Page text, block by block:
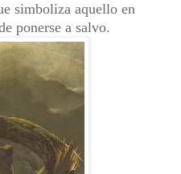
simboliza aquello en
ponerse a salvo.